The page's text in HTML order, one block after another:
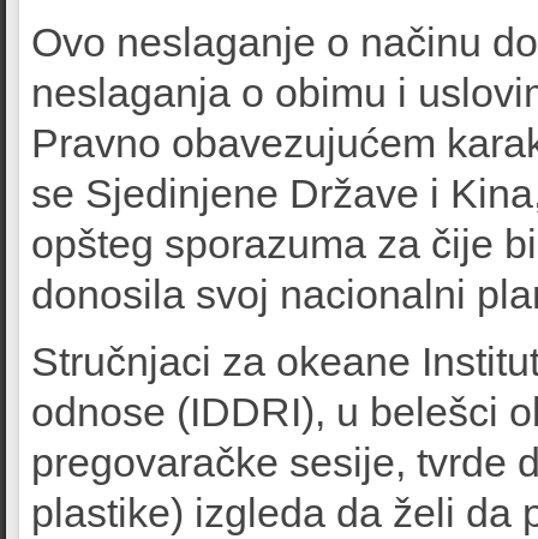
Ovo neslaganje o načinu
neslaganja o obimu i
Pravno obavezujućem
se Sjedinjene Države i
opšteg sporazuma za čije
donosila svoj nacionalni
Stručnjaci za okeane
odnose (IDDRI), u belešci
pregovaračke sesije, tvrde
plastike) izgleda da želi da